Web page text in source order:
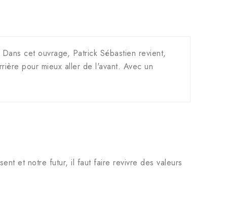
cet ouvrage, Patrick Sébastien revient,
pour mieux aller de l'avant. Avec un
et notre futur, il faut faire revivre des valeurs